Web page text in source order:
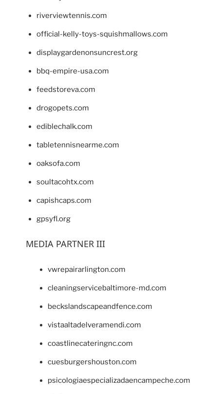
riverviewtennis.com
official-kelly-toys-squishmallows.com
displaygardenonsuncrest.org
bbq-empire-usa.com
feedstoreva.com
drogopets.com
ediblechalk.com
tabletennisnearme.com
oaksofa.com
soultacohtx.com
capishcaps.com
gpsyfl.org
MEDIA PARTNER III
vwrepairarlington.com
cleaningservicebaltimore-md.com
beckslandscapeandfence.com
vistaaltadelveramendi.com
coastlinecateringnc.com
cuesburgershouston.com
psicologiaespecializadaencampeche.com